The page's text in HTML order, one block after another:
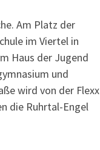
Am Platz der
im Viertel in
Haus der Jugend
und
wird von der Flexx
die Ruhrtal-Engel